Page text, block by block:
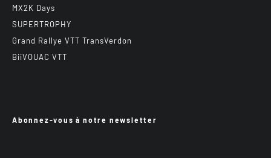
MX2K Days
SUPERTROPHY
Grand Rallye VTT TransVerdon
BiiVOUAC VTT
Abonnez-vous à notre newsletter